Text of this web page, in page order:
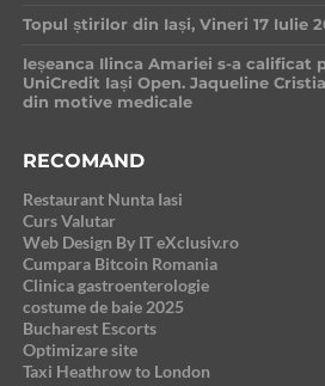
Topul știrilor din Iași, Vineri 17 Iulie
Ieșeanca Ilinca Amariei s-a calificat
UniCredit Iași Open. Jaqueline
din motive medicale
RECOMAND
Restaurant Nunta Iasi
Curs Valutar
Web Design By IT eXclusiv.ro
Cumpara Bitcoin Romania
Clinica gastroenterologie
costume de baie 2025
Bucharest Escorts
Optimizare site
Taxi Heathrow to London